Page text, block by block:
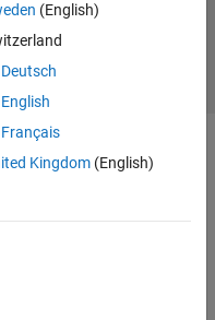
(English)
Deutsch
English
Français
Kingdom(English)